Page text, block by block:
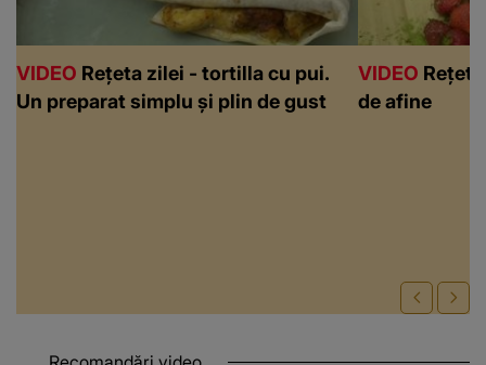
VIDEO Rețeta zilei - tortilla cu pui.
Un preparat simplu și plin de gust
VIDEO
de afine